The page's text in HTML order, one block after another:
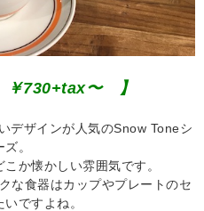
730+tax〜 】
デザインが人気のSnow Toneシ
ズ。
か懐かしい雰囲気です。
な食器はカップやプレートのセ
ですよね。